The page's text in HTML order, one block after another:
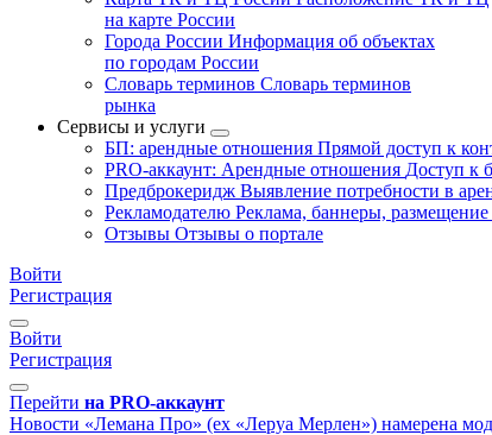
на карте России
Города России Информация об объектах
по городам России
Словарь терминов Словарь терминов
рынка
Сервисы и услуги
БП: арендные отношения Прямой доступ к
PRO-аккаунт: Арендные отношения Доступ к
Предброкеридж Выявление потребности в
Рекламодателю Реклама, баннеры, размещение
Отзывы Отзывы о портале
Войти
Регистрация
Войти
Регистрация
Перейти на PRO-аккаунт
Новости «Лемана Про» (ex «Леруа Мерлен») намерена